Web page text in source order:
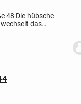
48 Die hübsche
das